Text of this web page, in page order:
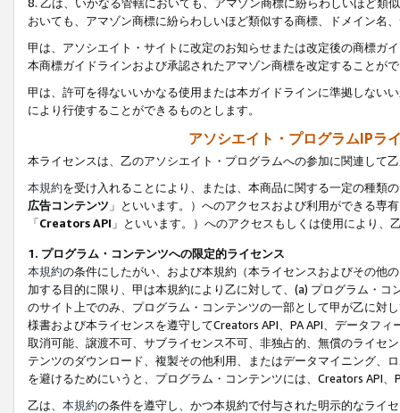
おいても、アマゾン商標に紛らわしいほど類似する商標、ドメイン名
甲は、アソシエイト・サイトに改定のお知らせまたは改定後の商標ガ
本商標ガイドラインおよび承認されたアマゾン商標を改定することが
甲は、許可を得ないいかなる使用または本ガイドラインに準拠しない
により行使することができるものとします。
アソシエイト・プログラムIPラ
本ライセンスは、乙のアソシエイト・プログラムへの参加に関連して
本規約を受け入れることにより、または、本商品に関する一定の種類
広告コンテンツ 」といいます。）へのアクセスおよび利用ができる専
「Creators API 」といいます。）へのアクセスもしくは使用により
1. プログラム・コンテンツへの限定的ライセンス
本規約の条件にしたがい、および本規約（本ライセンスおよびその他
加する目的に限り、甲は本規約により乙に対して、(a) プログラム・
のサイト上でのみ、プログラム・コンテンツの一部として甲が乙に対
様書および本ライセンスを遵守してCreators API、PA API、データフ
取消可能、譲渡不可、サブライセンス不可、非独占的、無償のライセ
テンツのダウンロード、複製その他利用、またはデータマイニング、
を避けるためにいうと、プログラム・コンテンツには、Creators API
乙は、 本規約の条件を遵守し、かつ本規約で付与された明示的なライ